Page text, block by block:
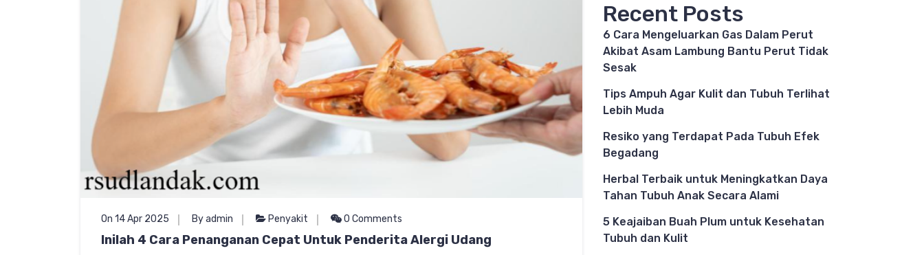
On 14 Apr 2025 By admin Penyakit 0 Comments
Inilah 4 Cara Penanganan Cepat Untuk Penderita Alergi Udang
Recent Posts
6 Cara Mengeluarkan Gas Dalam Perut
Akibat Asam Lambung Bantu Perut Tidak
Sesak
Tips Ampuh Agar Kulit dan Tubuh Terlihat
Lebih Muda
Resiko yang Terdapat Pada Tubuh Efek
Begadang
Herbal Terbaik untuk Meningkatkan Daya
Tahan Tubuh Anak Secara Alami
5 Keajaiban Buah Plum untuk Kesehatan
Tubuh dan Kulit